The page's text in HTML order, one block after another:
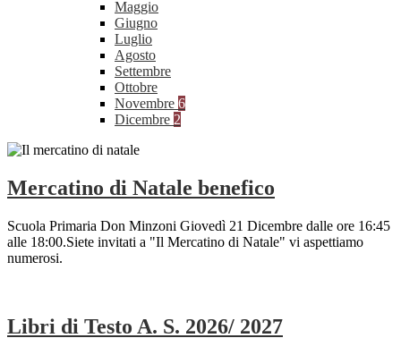
Maggio
Giugno
Luglio
Agosto
Settembre
Ottobre
Novembre 6
Dicembre 2
Mercatino di Natale benefico
Scuola Primaria Don Minzoni Giovedì 21 Dicembre dalle ore 16:45
alle 18:00.Siete invitati a "Il Mercatino di Natale" vi aspettiamo
numerosi.
Libri di Testo A. S. 2026/ 2027